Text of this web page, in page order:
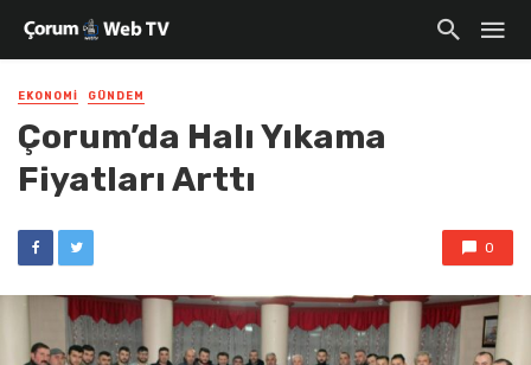
EKONOMI GÜNDEM
Çorum’da Halı Yıkama
Fiyatları Arttı
0